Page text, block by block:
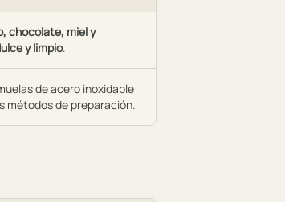
chocolate, miel y
y limpio.
de acero inoxidable
métodos de preparación.